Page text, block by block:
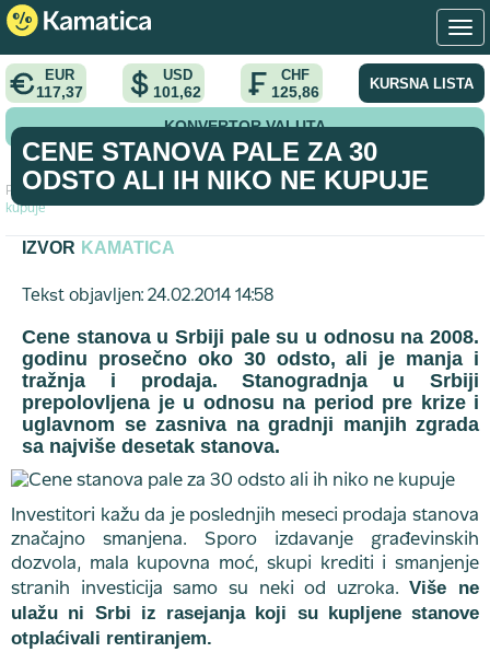
EUR
117,37
USD
101,62
CHF
125,86 KURSNA LISTA
KONVERTOR VALUTA
Početna > vest >
Cene stanova pale za 30 odsto ali ih niko ne
kupuje
CENE STANOVA PALE ZA 30
ODSTO ALI IH NIKO NE KUPUJE
IZVOR KAMATICA
Tekst objavljen: 24.02.2014 14:58
Cene stanova u Srbiji pale su u odnosu na 2008.
godinu prosečno oko 30 odsto, ali je manja i
tražnja i prodaja. Stanogradnja u Srbiji
prepolovljena je u odnosu na period pre krize i
uglavnom se zasniva na gradnji manjih zgrada
sa najviše desetak stanova.
Investitori kažu da je poslednjih meseci prodaja stanova
značajno smanjena. Sporo izdavanje građevinskih
dozvola, mala kupovna moć, skupi krediti i smanjenje
stranih investicija samo su neki od uzroka. Više ne
ulažu ni Srbi iz rasejanja koji su kupljene stanove
otplaćivali rentiranjem.